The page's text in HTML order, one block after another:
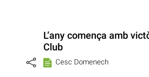
L’any comença amb
Club
Cesc Domenech